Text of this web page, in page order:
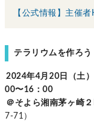
【公式情報】主催者
テラリウムを作ろ
2024年4月20日（
00〜16：00
＠そよら湘南茅ヶ崎
7-71）